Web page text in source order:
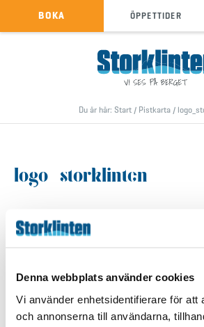
Denna webbplats använder cookies
Vi använder enhetsidentifierare för att
och annonserna till användarna,
KÖP SKIPASS
info@storklinten.se
•
Telefonbokning : 0928-
ÖPPETTIDER
BOKA
Du är här: Start / Pistkarta /
logo_storklinten